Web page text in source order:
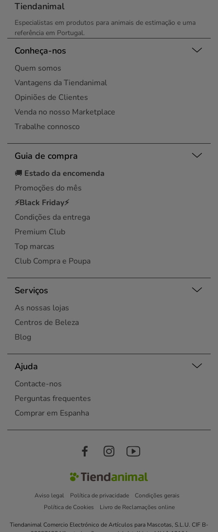
Tiendanimal
Especialistas em produtos para animais de estimação e uma
referência em Portugal.
Conheça-nos
Quem somos
Vantagens da Tiendanimal
Opiniões de Clientes
Venda no nosso Marketplace
Trabalhe connosco
Guia de compra
🚚 Estado da encomenda
Promoções do mês
⚡Black Friday⚡
Condições da entrega
Premium Club
Top marcas
Club Compra e Poupa
Serviços
As nossas lojas
Centros de Beleza
Blog
Ajuda
Contacte-nos
Perguntas frequentes
Comprar em Espanha
Aviso legal Política de privacidade
Condições gerais
Política de Cookies
Livro de Reclamações online
Tiendanimal Comercio Electrónico de Artículos para Mascotas, S.L.U. CIF B-